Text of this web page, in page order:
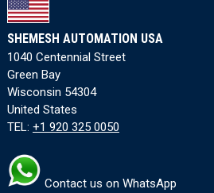
SHEMESH AUTOMATION USA
1040 Centennial Street
Green Bay
Wisconsin 54304
United States
TEL: +1 920 325 0050
Contact us on WhatsApp